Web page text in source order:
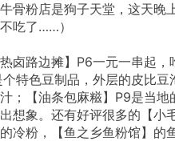
骨粉店是狗子天堂，这天晚
吃了……）
卤路边摊】P6一元一串起，
特色豆制品，外层的皮比豆
；【油条包麻糍】P9是当地
想象。还有好评很多的【小
冷粉，【鱼之乡鱼粉馆】的